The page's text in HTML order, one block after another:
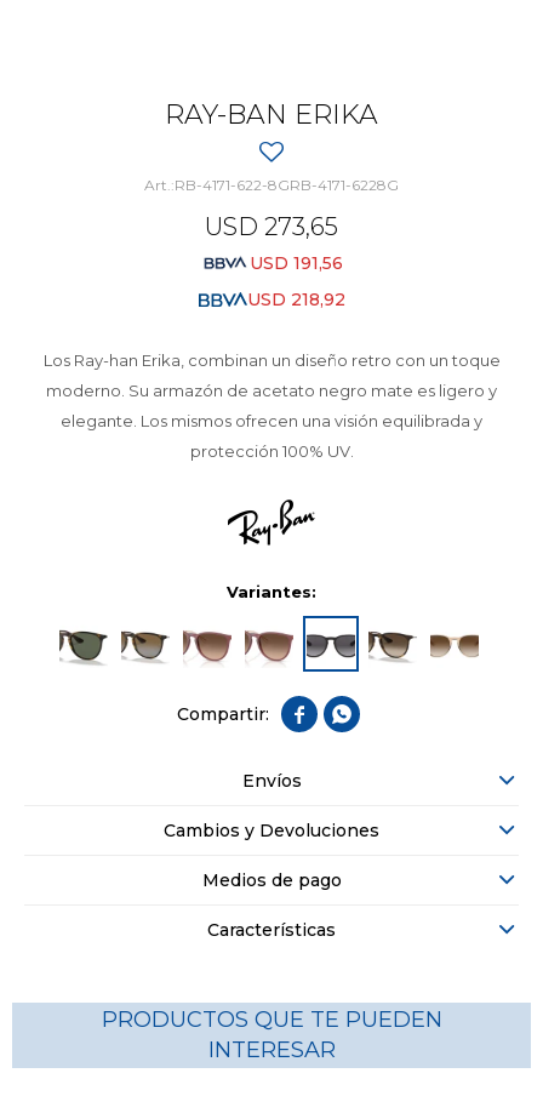
RAY-BAN ERIKA
RB-4171-622-8GRB-4171-6228G
USD 273,65
USD 191,56
USD 218,92
Los Ray-han Erika, combinan un diseño retro con un toque
moderno. Su armazón de acetato negro mate es ligero y
elegante. Los mismos ofrecen una visión equilibrada y
protección 100% UV.
Variantes:
 
Envíos
Cambios y Devoluciones
Medios de pago
Características
PRODUCTOS QUE TE PUEDEN
INTERESAR